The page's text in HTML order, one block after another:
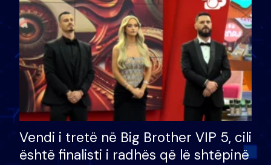
Vendi i tretë në Big Brother VIP 5, cili
është finalisti i radhës që lë shtëpinë